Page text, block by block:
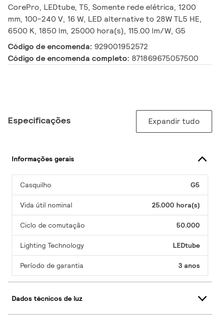
CorePro, LEDtube, T5, Somente rede elétrica, 1200
mm, 100-240 V, 16 W, LED alternative to 28W TL5 HE,
6500 K, 1850 lm, 25000 hora(s), 115.00 lm/W, G5
Código de encomenda: 929001952572
Código de encomenda completo: 871869675057500
Especificações Expandir tudo
Informações gerais
Casquilho G5
Vida útil nominal 25.000 hora(s)
Ciclo de comutação 50.000
Lighting Technology LEDtube
Período de garantia 3 anos
Dados técnicos de luz